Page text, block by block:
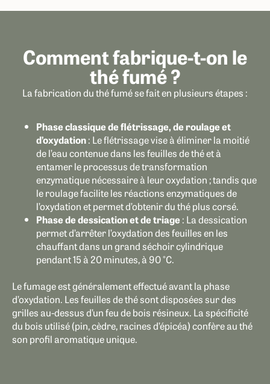
Comment fabrique-t-on le
thé fumé ?
La fabrication du thé fumé se fait en plusieurs étapes :
Phase classique de flétrissage, de roulage et
d’oxydation: Le flétrissage vise à éliminer la moitié
de l’eau contenue dans les feuilles de thé et à
entamer le processus de transformation
enzymatique nécessaire à leur oxydation ; tandis que
le roulage facilite les réactions enzymatiques de
l’oxydation et permet d’obtenir du thé plus corsé.
Phase de dessication et de triage : La dessication
permet d’arrêter l’oxydation des feuilles en les
chauffant dans un grand séchoir cylindrique
pendant 15 à 20 minutes, à 90 °C.
Le fumage est généralement effectué avant la phase
d’oxydation. Les feuilles de thé sontdisposées sur des
grilles au-dessus d’un feu de bois résineux. La spécificité
du bois utilisé (pin, cèdre, racines d’épicéa) confère au thé
son profil aromatique unique.